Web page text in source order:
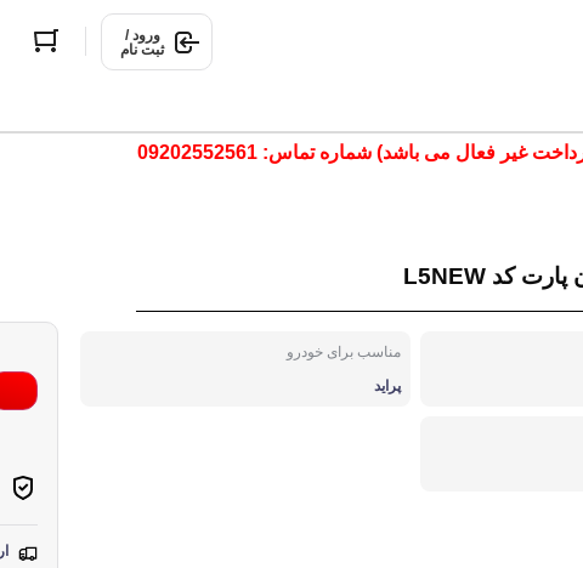
ورود /
ثبت نام
فعال می باشد) شماره تماس: 09202552561
مناسب برای خودرو
پراید